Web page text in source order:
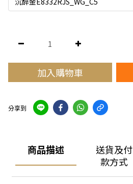
加入購物車
分享到
商品描述
送貨及付
款方式